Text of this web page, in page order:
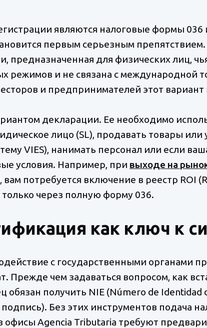
являются налоговые формы 036
первым серьезным
предназначенная для физических лиц,
режимов и не связана с международной
и предпринимателей этот
декларации. Ее необходимо
лицо (SL), продавать товары или
VIES), нанимать персонал или если
условия. Например, при выходе на
потребуется включение в реестр ROI
через полную форму 036.
как ключ к
с государственными органами
чем задаваться вопросом, как
получить NIE (Número de Identidad
Без этих инструментов подача
Agencia Tributaria требуют